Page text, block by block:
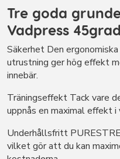
Tre goda
Vadpress
Säkerhet Den
utrustning ger hög effekt
innebär.
Träningseffekt Tack vare
uppnås en maximal effekt i
Underhållsfritt
vilket gör att du kan